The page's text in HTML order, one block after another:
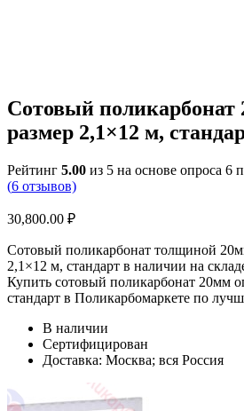
Сотовый поликарбонат
размер 2,1×12 м,
Рейтинг 5.00 из 5 на основе опроса 6
(6 отзывов)
30,800.00 ₽
Сотовый поликарбонат толщиной
2,1×12 м, стандарт в наличии на
Купить сотовый поликарбонат 20мм
стандарт в Поликарбомаркете по
В наличии
Сертифицирован
Доставка: Москва; вся Россия